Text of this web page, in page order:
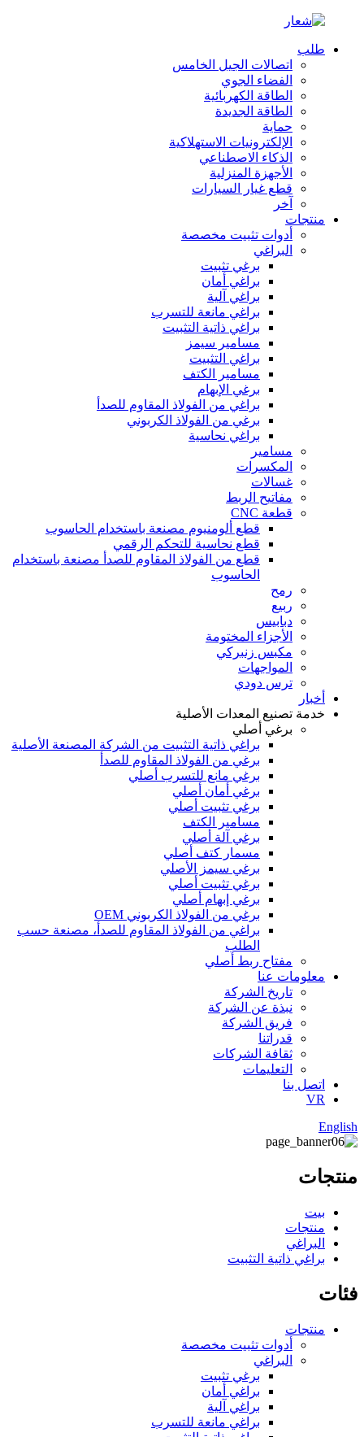
طلب
اتصالات الجيل الخامس
الفضاء الجوي
الطاقة الكهربائية
الطاقة الجديدة
حماية
الإلكترونيات الاستهلاكية
الذكاء الاصطناعي
الأجهزة المنزلية
قطع غيار السيارات
آخر
منتجات
أدوات تثبيت مخصصة
البراغي
برغي تثبيت
براغي أمان
براغي آلية
براغي مانعة للتسرب
براغي ذاتية التثبيت
مسامير سيمز
براغي التثبيت
مسامير الكتف
برغي الإبهام
براغي من الفولاذ المقاوم للصدأ
برغي من الفولاذ الكربوني
براغي نحاسية
مسامير
المكسرات
غسالات
مفاتيح الربط
قطعة CNC
قطع ألومنيوم مصنعة باستخدام الحاسوب
قطع نحاسية للتحكم الرقمي
قطع من الفولاذ المقاوم للصدأ مصنعة باستخدام
الحاسوب
رمح
ربيع
دبابيس
الأجزاء المختومة
مكبس زنبركي
المواجهات
ترس دودي
أخبار
خدمة تصنيع المعدات الأصلية
برغي أصلي
براغي ذاتية التثبيت من الشركة المصنعة الأصلية
برغي من الفولاذ المقاوم للصدأ
برغي مانع للتسرب أصلي
برغي أمان أصلي
برغي تثبيت أصلي
مسامير الكتف
برغي آلة أصلي
مسمار كتف أصلي
برغي سيمز الأصلي
برغي تثبيت أصلي
برغي إبهام أصلي
برغي من الفولاذ الكربوني OEM
براغي من الفولاذ المقاوم للصدأ، مصنعة حسب
الطلب
مفتاح ربط أصلي
معلومات عنا
تاريخ الشركة
نبذة عن الشركة
فريق الشركة
قدراتنا
ثقافة الشركات
التعليمات
اتصل بنا
VR
English
منتجات
بيت
منتجات
البراغي
براغي ذاتية التثبيت
فئات
منتجات
أدوات تثبيت مخصصة
البراغي
برغي تثبيت
براغي أمان
براغي آلية
براغي مانعة للتسرب